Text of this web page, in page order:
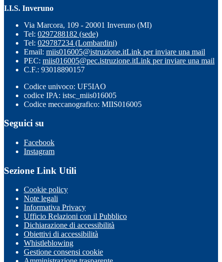
I.I.S. Inveruno
Via Marcora, 109 - 20001 Inveruno (MI)
Tel: 0297288182 (sede)
Tel: 029787234 (Lombardini)
Email: miis016005@istruzione.itLink per inviare una mail
PEC: miis016005@pec.istruzione.itLink per inviare una mail
C.F.: 93018890157
Codice univoco: UF5IAO
codice IPA: istsc_miis016005
Codice meccanografico: MIIS016005
Seguici su
Facebook
Instagram
Sezione Link Utili
Cookie policy
Note legali
Informativa Privacy
Ufficio Relazioni con il Pubblico
Dichiarazione di accessibilità
Obiettivi di accessibilità
Whistleblowing
Gestione consensi cookie